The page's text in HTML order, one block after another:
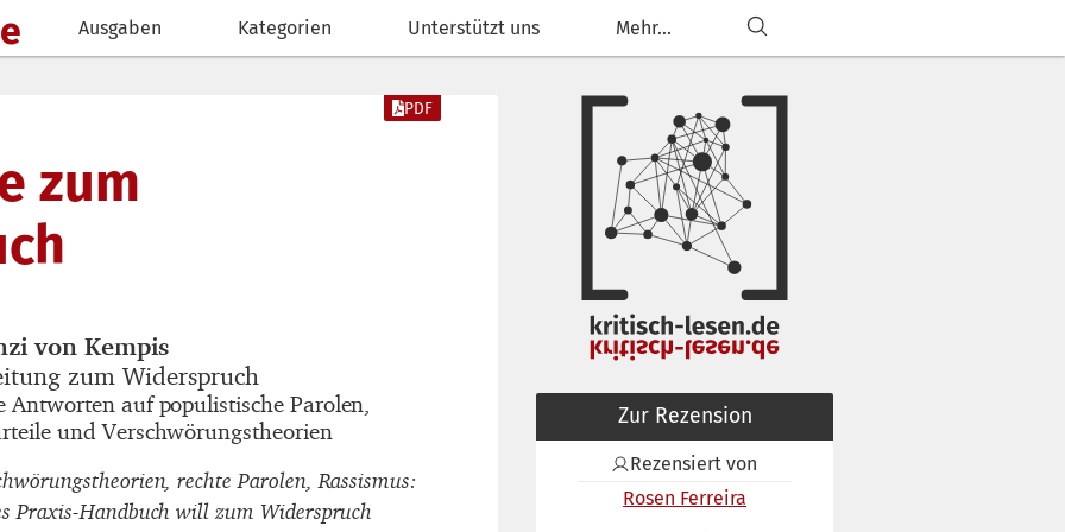
Ausgaben Kategorien Unterstützt uns Mehr...
zum
PDF
von Kempis
zum Widerspruch
Antworten auf populistische Parolen,
und Verschwörungstheorien
rechte Parolen, Rassismus:
Praxis-Handbuch will zum Widerspruch
Zur Rezension
Rezensiert von
Rosen Ferreira